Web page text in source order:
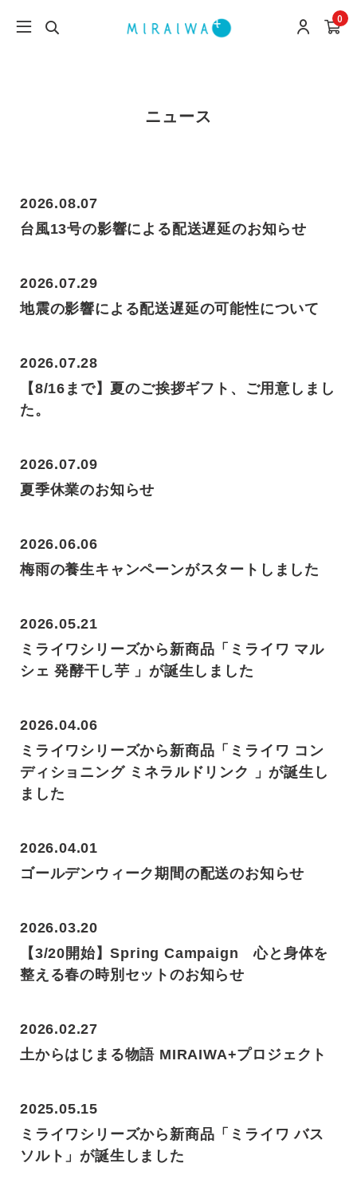
0
ニュース
2026.08.07
台風13号の影響による配送遅延のお知らせ
2026.07.29
地震の影響による配送遅延の可能性について
2026.07.28
【8/16まで】夏のご挨拶ギフト、ご用意しまし
た。
2026.07.09
夏季休業のお知らせ
2026.06.06
梅雨の養生キャンペーンがスタートしました
2026.05.21
ミライワシリーズから新商品「ミライワ マル
シェ 発酵干し芋 」が誕生しました
2026.04.06
ミライワシリーズから新商品「ミライワ コン
ディショニング ミネラルドリンク 」が誕生し
ました
2026.04.01
ゴールデンウィーク期間の配送のお知らせ
2026.03.20
【3/20開始】Spring Campaign 心と身体を
整える春の時別セットのお知らせ
2026.02.27
土からはじまる物語 MIRAIWA+プロジェクト
2025.05.15
ミライワシリーズから新商品「ミライワ バス
ソルト」が誕生しました